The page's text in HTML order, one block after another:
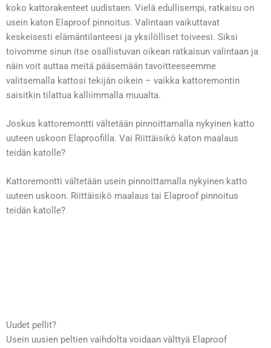
koko kattorakenteet uudistaen. Vielä edullisempi, ratkaisu on
usein katon Elaproof pinnoitus. Valintaan vaikuttavat
keskeisesti elämäntilanteesi ja yksilölliset toiveesi. Siksi
toivomme sinun itse osallistuvan oikean ratkaisun valintaan ja
näin voit auttaa meitä pääsemään tavoitteeseemme
valitsemalla kattosi tekijän oikein – vaikka kattoremontin
saisitkin tilattua kalliimmalla muualta.
Joskus kattoremontti vältetään pinnoittamalla nykyinen katto
uuteen uskoon Elaproofilla. Vai Riittäisikö katon maalaus
teidän katolle?
Kattoremontti vältetään usein pinnoittamalla nykyinen katto
uuteen uskoon. Riittäisikö maalaus tai Elaproof pinnoitus
teidän katolle?
Uudet pellit?
Usein uusien peltien vaihdolta voidaan välttyä Elaproof